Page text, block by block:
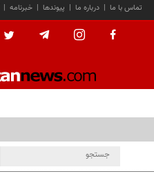
| خبرنامه | پیوندها | درباره ما | تماس با ما